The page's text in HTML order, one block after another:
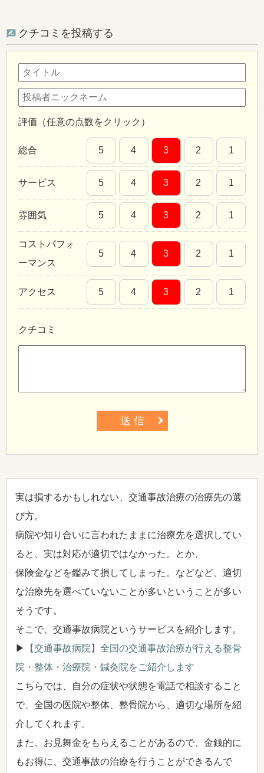
クチコミを投稿する
評価（任意の点数をクリック）
総合 5 4 3 2 1
サービス 5 4 3 2 1
雰囲気 5 4 3 2 1
コストパフォ
ーマンス
5 4 3 2 1
アクセス 5 4 3 2 1
クチコミ
送 信
実は損するかもしれない、交通事故治療の治療先の選
び方。
病院や知り合いに言われたままに治療先を選択してい
ると、実は対応が適切ではなかった。とか、
保険金などを鑑みて損してしまった。などなど、適切
な治療先を選べていないことが多いということが多い
そうです。
そこで、交通事故病院というサービスを紹介します。
▶
【交通事故病院】全国の交通事故治療が行える整骨
院・整体・治療院・鍼灸院をご紹介します
こちらでは、自分の症状や状態を電話で相談すること
で、全国の医院や整体、整骨院から、適切な場所を紹
介してくれます。
また、お見舞金をもらえることがあるので、金銭的に
もお得に、交通事故の治療を行うことができるんで